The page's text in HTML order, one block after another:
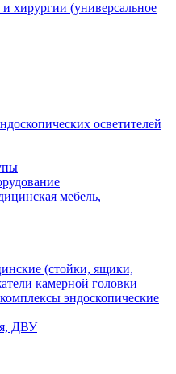
хирургии (универсальное
осветителей
мебель,
(стойки, ящики,
камерной головки
эндоскопические
ДВУ